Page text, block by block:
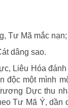
nghĩa
Tư Mã mắc nạn;
dâng sao.
Liêu Hóa đánh
độc một mình
Dực thu
Tư Mã Ý, dần